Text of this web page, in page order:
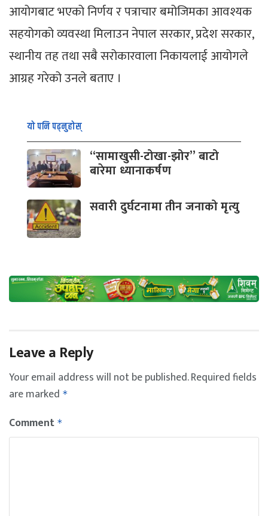
आयोगबाट भएको निर्णय र पत्राचार बमोजिमका आवश्यक
सहयोगको व्यवस्था मिलाउन नेपाल सरकार, प्रदेश सरकार,
स्थानीय तह तथा सबै सरोकारवाला निकायलाई आयोगले
आग्रह गरेको उनले बताए ।
यो पनि पढ्नुहोस्
“सामाखुसी-टोखा-झोर” बाटो
बारेमा ध्यानाकर्षण
सवारी दुर्घटनामा तीन जनाको मृत्यु
Leave a Reply
Your email address will not be published.Required fields
are marked *
Comment *